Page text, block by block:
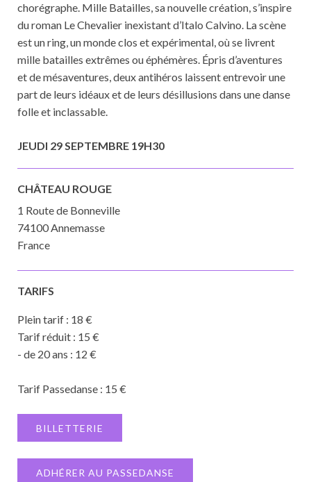
chorégraphe. Mille Batailles, sa nouvelle création, s’inspire
du roman Le Chevalier inexistant d’Italo Calvino. La scène
est un ring, un monde clos et expérimental, où se livrent
mille batailles extrêmes ou éphémères. Épris d’aventures
et de mésaventures, deux antihéros laissent entrevoir une
part de leurs idéaux et de leurs désillusions dans une danse
folle et inclassable.
JEUDI 29 SEPTEMBRE 19H30
CHÂTEAU ROUGE
1 Route de Bonneville
74100 Annemasse
France
TARIFS
Plein tarif : 18 €
Tarif réduit : 15 €
- de 20 ans : 12 €
Tarif Passedanse : 15 €
BILLETTERIE
ADHÉRER AU PASSEDANSE